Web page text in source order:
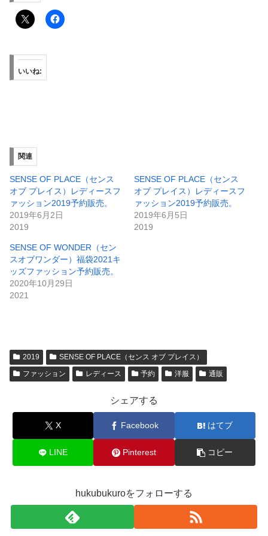
いいね:
関連
SENSE OF PLACE（センス
オブ プレイス）レディースフ
ァッション2019予約販売。
2019年6月2日
2019
SENSE OF PLACE（センス
オブ プレイス）レディースフ
ァッション2019予約販売。
2019年6月5日
2019
SENSE OF WONDER（セン
スオブワンダー）福袋2021キ
ッズファッション予約販売。
2020年10月29日
2021
2019
SENSE OF PLACE（センス オブ プレイス）
ファッション
レディース 予約 洋服 通販
シェアする
X Facebook はてブ
LINE Pinterest コピー
hukubukuroをフォローする